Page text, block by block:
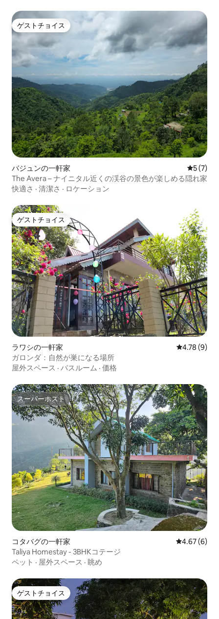
ゲストチョイス
ゲストチョイス
バジュンの一軒家 レビュー
5 (7)
The Avera – ナイニタル近くの渓谷の景色が楽しめる隠れ家
快適さ · 清潔さ · ロケーション
ゲストチョイス
ゲストチョイス
ラワシの一軒家 レビュー9
4.78 (9)
ガロンダ：自然が巣になる場所
屋外スペース · バスルーム · 価格
スーパーホスト
スーパーホスト
コタバグの一軒家 レビュー6
4.67 (6)
Taliya Homestay - 3BHKコテージ
ペット · 屋外スペース · 眺め
ゲストチョイス
ゲストチョイス